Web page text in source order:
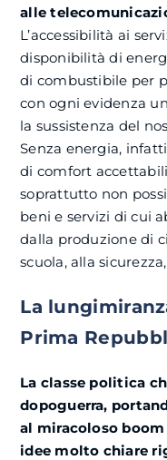
alle
L’accessibilità ai
disponibilità di
di combustibile per
con ogni evidenza
la sussistenza del
Senza energia,
di comfort
soprattutto non
beni e servizi di cui
dalla produzione di
scuola, alla
La
Prima
La classe politica
dopoguerra,
al miracoloso boom
idee molto chiare